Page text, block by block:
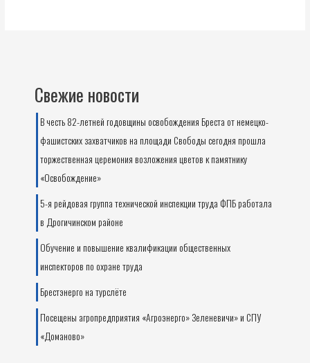
Свежие новости
В честь 82-летней годовщины освобождения Бреста от немецко-
фашистских захватчиков на площади Свободы сегодня прошла
торжественная церемония возложения цветов к памятнику
«Освобождение»
5-я рейдовая группа технической инспекции труда ФПБ работала
в Дрогичинском районе
Обучение и повышение квалификации общественных
инспекторов по охране труда
Брестэнерго на турслёте
Посещены агропредприятия «Агроэнерго» Зеленевичи» и СПУ
«Доманово»